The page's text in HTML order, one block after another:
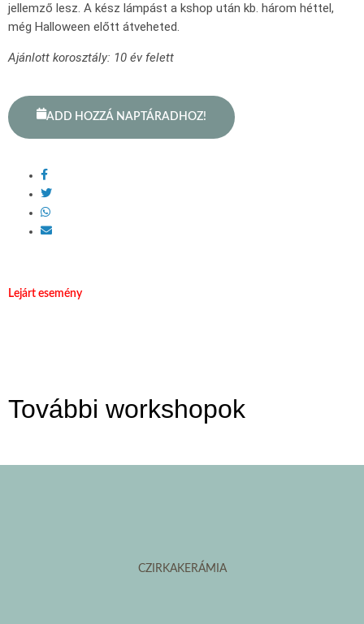
jellemző lesz. A kész lámpást a kshop után kb. három héttel,
még Halloween előtt átveheted.
Ajánlott korosztály: 10 év felett
ADD HOZZÁ NAPTÁRADHOZ!
Lejárt esemény
További workshopok
CZIRKAKERÁMIA